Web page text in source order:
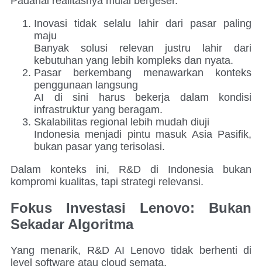
Inovasi tidak selalu lahir dari pasar paling
maju
Banyak solusi relevan justru lahir dari
kebutuhan yang lebih kompleks dan nyata.
Pasar berkembang menawarkan konteks
penggunaan langsung
AI di sini harus bekerja dalam kondisi
infrastruktur yang beragam.
Skalabilitas regional lebih mudah diuji
Indonesia menjadi pintu masuk Asia Pasifik,
bukan pasar yang terisolasi.
Dalam konteks ini, R&D di Indonesia bukan
kompromi kualitas, tapi strategi relevansi.
Fokus Investasi Lenovo: Bukan
Sekadar Algoritma
Yang menarik, R&D AI Lenovo tidak berhenti di
level software atau cloud semata.